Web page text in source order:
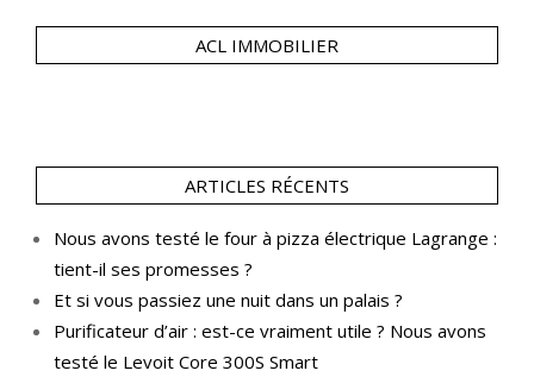
ACL IMMOBILIER
ARTICLES RÉCENTS
Nous avons testé le four à pizza électrique Lagrange :
tient-il ses promesses ?
Et si vous passiez une nuit dans un palais ?
Purificateur d’air : est-ce vraiment utile ? Nous avons
testé le Levoit Core 300S Smart